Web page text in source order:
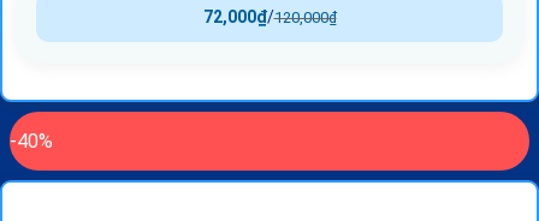
120,000₫
/
72,000₫
-40%